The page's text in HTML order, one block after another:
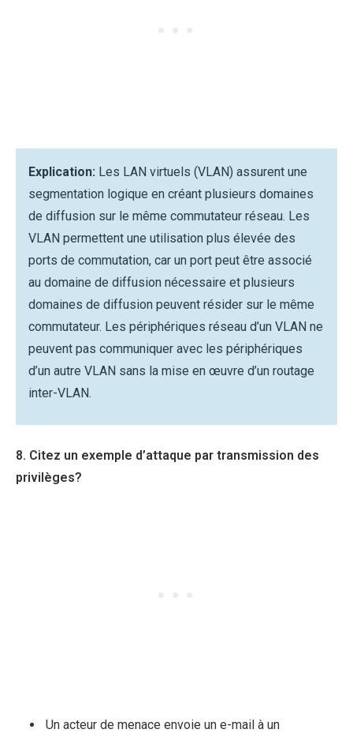
Explication: Les LAN virtuels (VLAN) assurent une
segmentation logique en créant plusieurs domaines
de diffusion sur le même commutateur réseau. Les
VLAN permettent une utilisation plus élevée des
ports de commutation, car un port peut être associé
au domaine de diffusion nécessaire et plusieurs
domaines de diffusion peuvent résider sur le même
commutateur. Les périphériques réseau d’un VLAN ne
peuvent pas communiquer avec les périphériques
d’un autre VLAN sans la mise en œuvre d’un routage
inter-VLAN.
8. Citez un exemple d’attaque par transmission des
privilèges?
Un acteur de menace envoie un e-mail à un